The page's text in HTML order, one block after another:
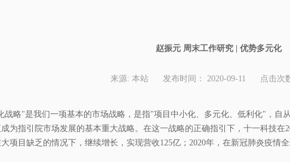
赵振元 周末工作研究 | 优势多元化
来源: 本站 发布时间： 2020-09-11 点击次
战略"是我们一项基本的市场战略，是指"项目中小化、多元化、低利化"，自
为指引院市场发展的基本重大战略。在这一战略的正确指引下，十一科技在
大项目缺乏的情况下，继续增长，实现营收125亿；2020年，在新冠肺炎疫情